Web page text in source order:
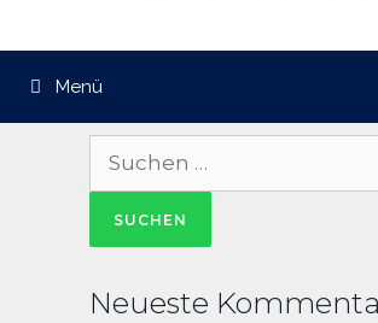
Menü
Suche
Neueste